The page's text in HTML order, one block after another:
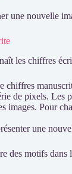
une nouvelle
les chiffres
chiffres
de pixels. Les
images. Pour
une
des motifs